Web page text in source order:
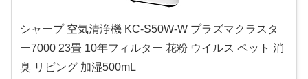
シャープ 空気清浄機 KC-S50W-W プラズマクラスタ
ー7000 23畳 10年フィルター 花粉 ウイルス ペット 消
臭 リビング 加湿500mL